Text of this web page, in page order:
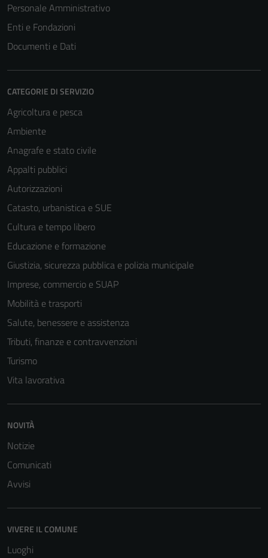
Personale Amministrativo
Enti e Fondazioni
Documenti e Dati
CATEGORIE DI SERVIZIO
Agricoltura e pesca
Ambiente
Anagrafe e stato civile
Appalti pubblici
Autorizzazioni
Catasto, urbanistica e SUE
Cultura e tempo libero
Educazione e formazione
Giustizia, sicurezza pubblica e polizia municipale
Imprese, commercio e SUAP
Mobilità e trasporti
Salute, benessere e assistenza
Tributi, finanze e contravvenzioni
Turismo
Vita lavorativa
NOVITÀ
Notizie
Comunicati
Avvisi
VIVERE IL COMUNE
Luoghi
sono necessari